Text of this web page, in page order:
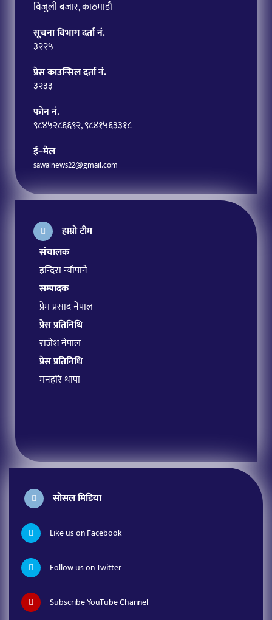
विजुली बजार, काठमाडौं
सूचना विभाग दर्ता नं.
३२२५
प्रेस काउन्सिल दर्ता नं.
३२३३
फोन नं.
९८४५२८६६९२, ९८४१५६३३१८
ई–मेल
sawalnews22@gmail.com
हाम्रो टीम
संचालक
इन्दिरा न्यौपाने
सम्पादक
प्रेम प्रसाद नेपाल
प्रेस प्रतिनिधि
राजेश नेपाल
प्रेस प्रतिनिधि
मनहरि थापा
सोसल मिडिया
Like us on Facebook
Follow us on Twitter
Subscribe YouTube Channel